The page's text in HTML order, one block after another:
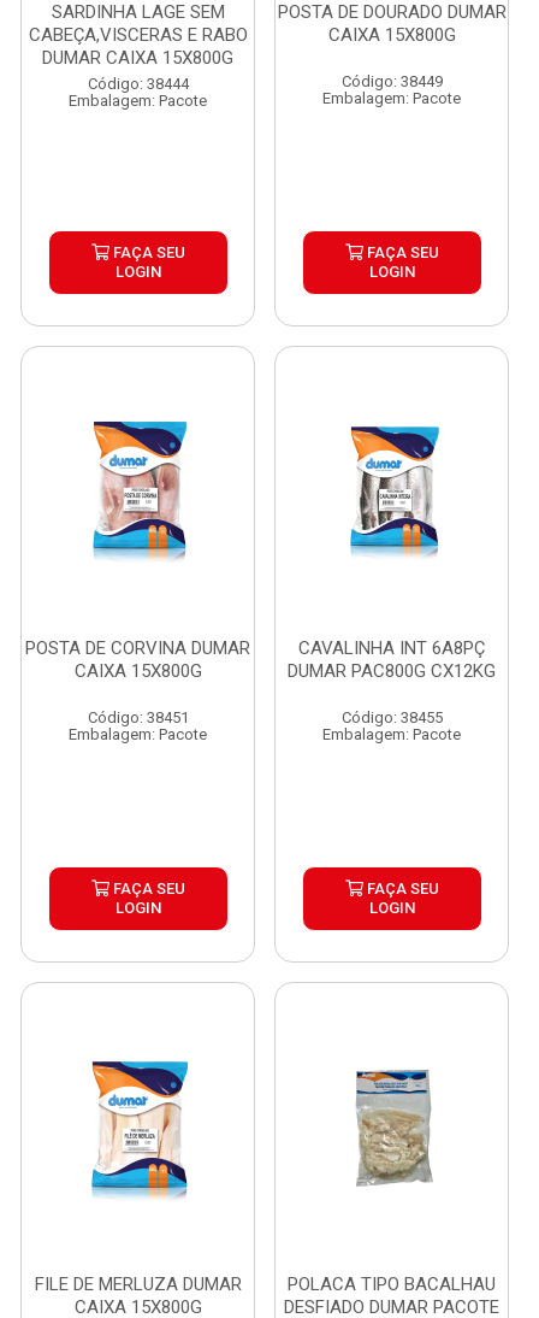
SARDINHA LAGE SEM
CABEÇA,VISCERAS E RABO
DUMAR CAIXA 15X800G
Código: 38444
Embalagem: Pacote
FAÇA SEU
LOGIN
POSTA DE DOURADO DUMAR
CAIXA 15X800G
Código: 38449
Embalagem: Pacote
FAÇA SEU
LOGIN
POSTA DE CORVINA DUMAR
CAIXA 15X800G
Código: 38451
Embalagem: Pacote
FAÇA SEU
LOGIN
CAVALINHA INT 6A8PÇ
DUMAR PAC800G CX12KG
Código: 38455
Embalagem: Pacote
FAÇA SEU
LOGIN
FILE DE MERLUZA DUMAR
CAIXA 15X800G
POLACA TIPO BACALHAU
DESFIADO DUMAR PACOTE